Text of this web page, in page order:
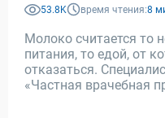
53.8K время чтения:8
Молоко считается то
питания, то едой, от
отказаться.
«Частная врачебная